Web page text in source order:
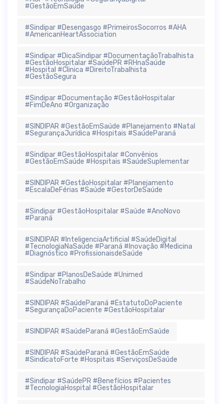
#GestãoEmSaúde
#Sindipar #Desengasgo #PrimeirosSocorros #AHA
#AmericanHeartAssociation
#Sindipar #DicaSindipar #DocumentaçãoTrabalhista
#GestãoHospitalar #SaúdePR #RHnaSaúde
#Hospital #Clinica #DireitoTrabalhista
#GestãoSegura
#Sindipar #Documentação #GestãoHospitalar
#FimDeAno #Organização
#SINDIPAR #GestãoEmSaúde #Planejamento #Natal
#SegurançaJurídica #Hospitais #SaúdeParaná
#Sindipar #GestãoHospitalar #Convênios
#GestãoEmSaúde #Hospitais #SaúdeSuplementar
#SINDIPAR #GestãoHospitalar #Planejamento
#EscalaDeFérias #Saúde #GestorDeSaúde
#Sindipar #GestãoHospitalar #Saúde #AnoNovo
#Paraná
#SINDIPAR #InteligenciaArtificial #SaúdeDigital
#TecnologiaNaSaúde #Paraná #Inovação #Medicina
#Diagnóstico #ProfissionaisdeSaúde
#Sindipar #PlanosDeSaúde #Unimed
#SaúdeNoTrabalho
#SINDIPAR #SaúdeParaná #EstatutoDoPaciente
#SegurançaDoPaciente #GestãoHospitalar
#SINDIPAR #SaúdeParaná #GestãoEmSaúde
#SINDIPAR #SaúdeParaná #GestãoEmSaúde
#SindicatoForte #Hospitais #ServiçosDeSaúde
#Sindipar #SaúdePR #Benefícios #Pacientes
#TecnologiaHospital #GestãoHospitalar